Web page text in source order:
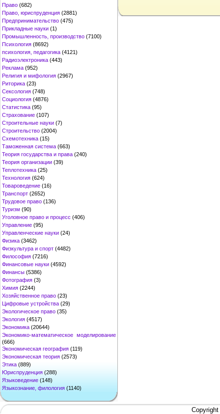
Право (682)
Право, юриспруденция (2881)
Предпринимательство (475)
Прикладные науки (1)
Промышленность, производство (7100)
Психология (8692)
психология, педагогика (4121)
Радиоэлектроника (443)
Реклама (952)
Религия и мифология (2967)
Риторика (23)
Сексология (748)
Социология (4876)
Статистика (95)
Страхование (107)
Строительные науки (7)
Строительство (2004)
Схемотехника (15)
Таможенная система (663)
Теория государства и права (240)
Теория организации (39)
Теплотехника (25)
Технология (624)
Товароведение (16)
Транспорт (2652)
Трудовое право (136)
Туризм (90)
Уголовное право и процесс (406)
Управление (95)
Управленческие науки (24)
Физика (3462)
Физкультура и спорт (4482)
Философия (7216)
Финансовые науки (4592)
Финансы (5386)
Фотография (3)
Химия (2244)
Хозяйственное право (23)
Цифровые устройства (29)
Экологическое право (35)
Экология (4517)
Экономика (20644)
Экономико-математическое моделирование
(666)
Экономическая география (119)
Экономическая теория (2573)
Этика (889)
Юриспруденция (288)
Языковедение (148)
Языкознание, филология (1140)